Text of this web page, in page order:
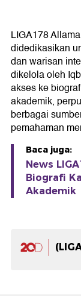
LIGA178
didedikasikan
dan warisan
dikelola oleh
akses ke
akademik,
berbagai
pemahaman
Baca juga:
News
Biografi
Akademik